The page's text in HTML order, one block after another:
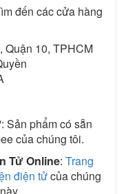
đến các cửa hàng
Quận 10, TPHCM
: Sản phẩm có sẵn
của chúng tôi.
Tử Online: Trang
điện tửcủa chúng